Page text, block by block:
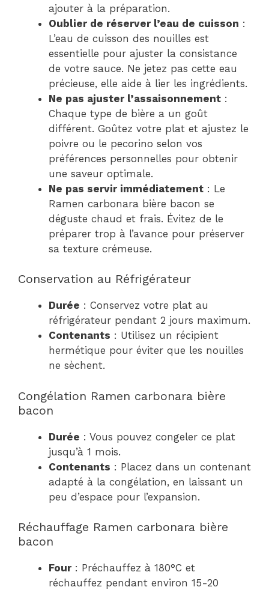
ajouter à la préparation.
Oublier de réserver l’eau de cuisson :
L’eau de cuisson des nouilles est
essentielle pour ajuster la consistance
de votre sauce. Ne jetez pas cette eau
précieuse, elle aide à lier les ingrédients.
Ne pas ajuster l’assaisonnement :
Chaque type de bière a un goût
différent. Goûtez votre plat et ajustez le
poivre ou le pecorino selon vos
préférences personnelles pour obtenir
une saveur optimale.
Ne pas servir immédiatement : Le
Ramen carbonara bière bacon se
déguste chaud et frais. Évitez de le
préparer trop à l’avance pour préserver
sa texture crémeuse.
Conservation au Réfrigérateur
Durée : Conservez votre plat au
réfrigérateur pendant 2 jours maximum.
Contenants : Utilisez un récipient
hermétique pour éviter que les nouilles
ne sèchent.
Congélation Ramen carbonara bière
bacon
Durée : Vous pouvez congeler ce plat
jusqu’à 1 mois.
Contenants : Placez dans un contenant
adapté à la congélation, en laissant un
peu d’espace pour l’expansion.
Réchauffage Ramen carbonara bière
bacon
Four: Préchauffez à 180°C et
réchauffez pendant environ 15-20